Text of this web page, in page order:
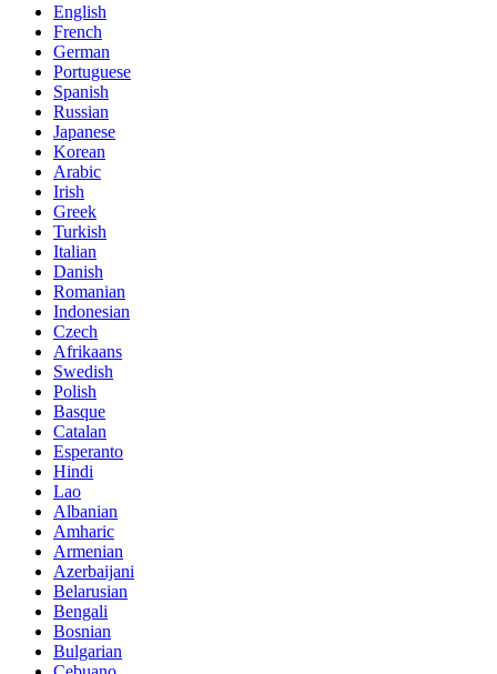
English
French
German
Portuguese
Spanish
Russian
Japanese
Korean
Arabic
Irish
Greek
Turkish
Italian
Danish
Romanian
Indonesian
Czech
Afrikaans
Swedish
Polish
Basque
Catalan
Esperanto
Hindi
Lao
Albanian
Amharic
Armenian
Azerbaijani
Belarusian
Bengali
Bosnian
Bulgarian